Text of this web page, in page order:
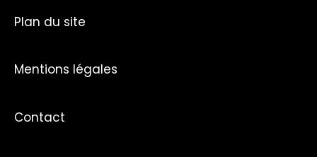
Plan du site
Mentions légales
Contact